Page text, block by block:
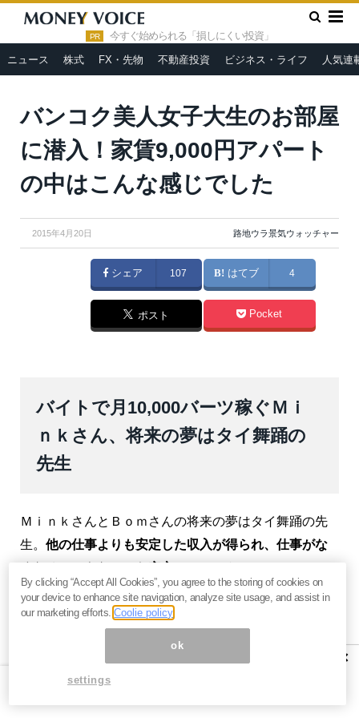
PR 今すぐ始められる「損しにくい投資」
ニュース 株式 FX・先物 不動産投資 ビジネス・ライフ 人気連
HOME » 人気連載 »
バンコク
美人女子大生のお部屋に潜入！家賃9,000円アパートの中はこんな感
バンコク美人女子大生のお部屋
に潜入！家賃9,000円アパート
の中はこんな感じでした
2015年4月20日 路地ウラ景気ウォッチャー
シェア 107 はてブ 4
ポスト Pocket
バイトで月10,000バーツ稼ぐＭｉ
ｎｋさん、将来の夢はタイ舞踊の
先生
ＭｉｎｋさんとＢｏｍさんの将来の夢はタイ舞踊の先
生。 他の仕事よりも安定した収入が得られ、仕事がな
そんなＭｉｎｋさんは、現在もアジアティーク・ザ・
リバーフロント（2012年にチャオプラヤー川沿いにオ
ープンした人気ナイトスポット）でタイダンスのバイ
トを週1回、またその他のオファーをいただいて
×
By clicking “Accept All Cookies”, you agree to the storing of cookies on
your device to enhance site navigation, analyze site usage, and assist in
our marketing efforts.Coolie policy
ok
settings